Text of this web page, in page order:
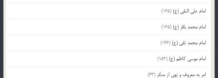
امام علی النقی (ع)(165)
امام محمد باقر (ع)(165)
امام محمد تقی (ع)(146)
امام موسی کاظم (ع)(152)
امر به معروف و نهی از منکر (63)